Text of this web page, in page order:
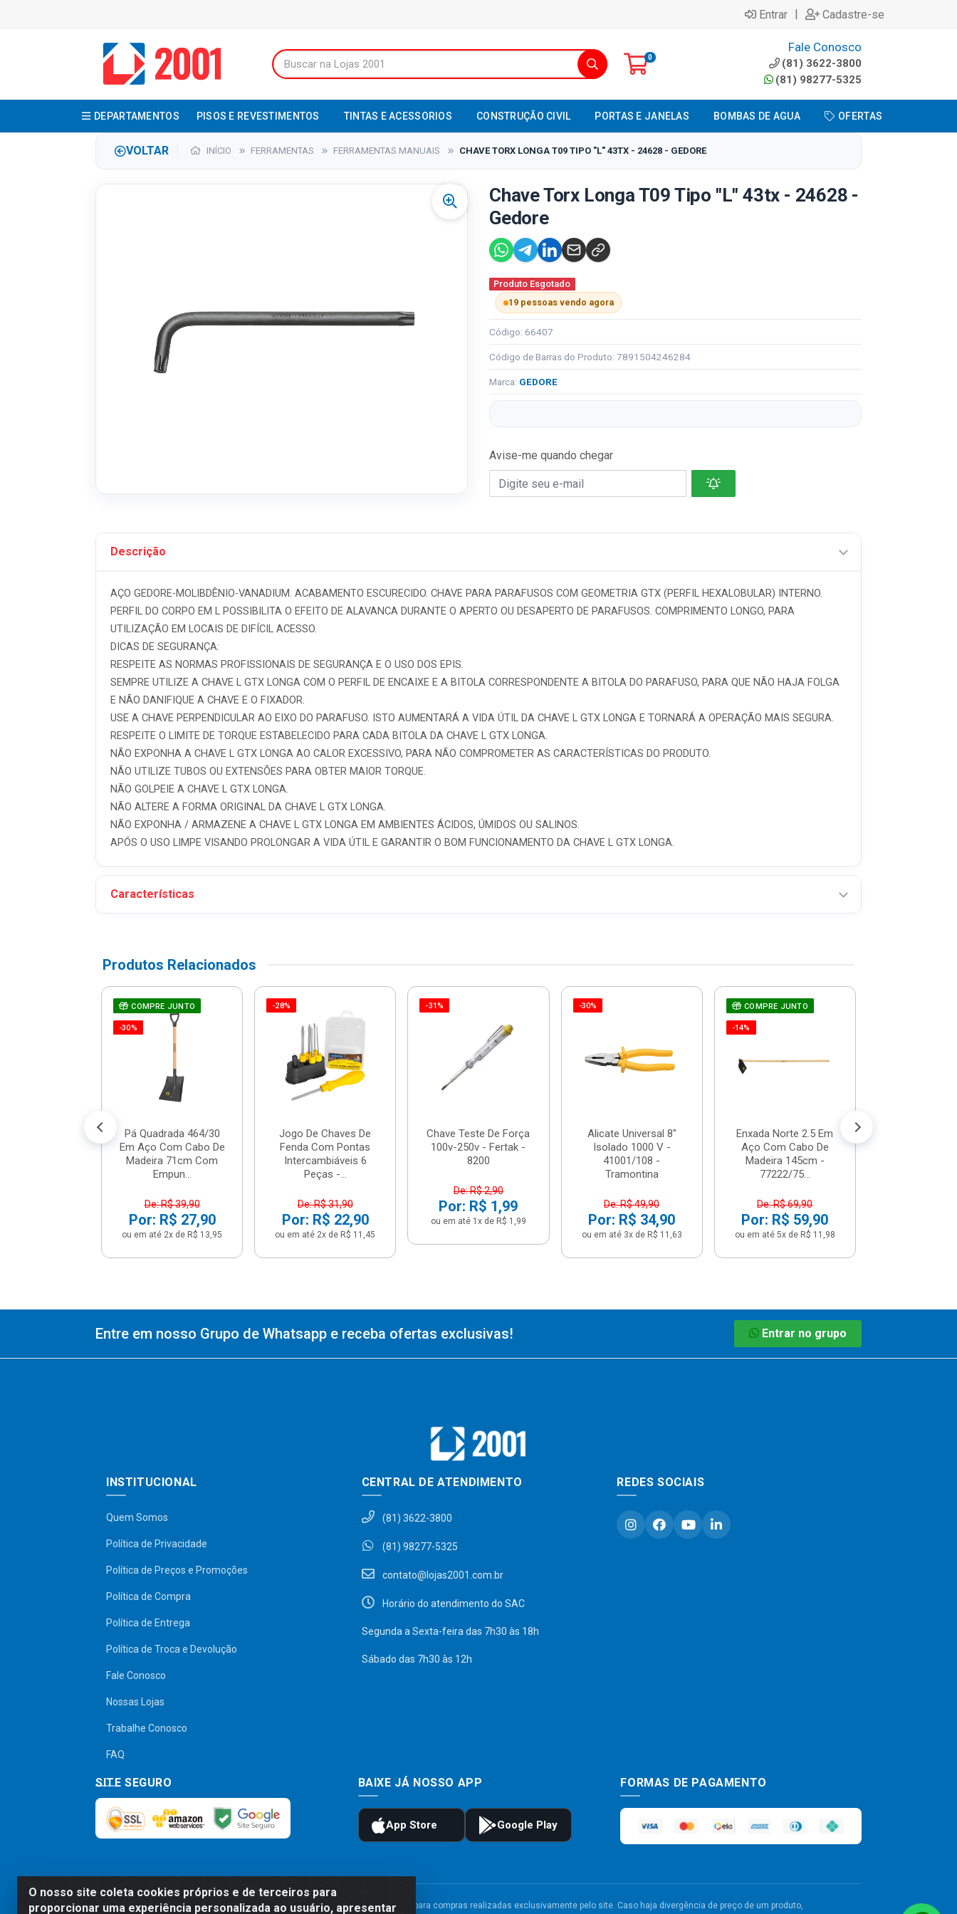
Entrar | Cadastre-se
0
Fale Conosco
(81) 3622-3800
(81) 98277-5325
DEPARTAMENTOS PISOS E REVESTIMENTOS TINTAS E ACESSORIOS CONSTRUÇÃO CIVIL PORTAS E JANELAS BOMBAS DE AGUA OFERTAS
VOLTAR INÍCIO FERRAMENTAS FERRAMENTAS MANUAIS CHAVE TORX LONGA T09 TIPO "L" 43TX - 24628 - GEDORE
Chave Torx Longa T09 Tipo "L" 43tx - 24628 -
Gedore
Produto Esgotado
19 pessoas vendo agora
Código: 66407
Código de Barras do Produto: 7891504246284
Marca: GEDORE
Avise-me quando chegar
Descrição
AÇO GEDORE-MOLIBDÊNIO-VANADIUM. ACABAMENTO ESCURECIDO. CHAVE PARA PARAFUSOS COM GEOMETRIA GTX (PERFIL HEXALOBULAR) INTERNO.
PERFIL DO CORPO EM L POSSIBILITA O EFEITO DE ALAVANCA DURANTE O APERTO OU DESAPERTO DE PARAFUSOS. COMPRIMENTO LONGO, PARA
UTILIZAÇÃO EM LOCAIS DE DIFÍCIL ACESSO.
DICAS DE SEGURANÇA:
RESPEITE AS NORMAS PROFISSIONAIS DE SEGURANÇA E O USO DOS EPIS.
SEMPRE UTILIZE A CHAVE L GTX LONGA COM O PERFIL DE ENCAIXE E A BITOLA CORRESPONDENTE A BITOLA DO PARAFUSO, PARA QUE NÃO HAJA FOLGA
E NÃO DANIFIQUE A CHAVE E O FIXADOR.
USE A CHAVE PERPENDICULAR AO EIXO DO PARAFUSO. ISTO AUMENTARÁ A VIDA ÚTIL DA CHAVE L GTX LONGA E TORNARÁ A OPERAÇÃO MAIS SEGURA.
RESPEITE O LIMITE DE TORQUE ESTABELECIDO PARA CADA BITOLA DA CHAVE L GTX LONGA.
NÃO EXPONHA A CHAVE L GTX LONGA AO CALOR EXCESSIVO, PARA NÃO COMPROMETER AS CARACTERÍSTICAS DO PRODUTO.
NÃO UTILIZE TUBOS OU EXTENSÕES PARA OBTER MAIOR TORQUE.
NÃO GOLPEIE A CHAVE L GTX LONGA.
NÃO ALTERE A FORMA ORIGINAL DA CHAVE L GTX LONGA.
NÃO EXPONHA / ARMAZENE A CHAVE L GTX LONGA EM AMBIENTES ÁCIDOS, ÚMIDOS OU SALINOS.
APÓS O USO LIMPE VISANDO PROLONGAR A VIDA ÚTIL E GARANTIR O BOM FUNCIONAMENTO DA CHAVE L GTX LONGA.
Características
Produtos Relacionados
COMPRE JUNTO
-30%
Pá Quadrada 464/30
Em Aço Com Cabo De
Madeira 71cm Com
Empun...
De: R$ 39,90
Por: R$ 27,90
ou em até 2x de R$ 13,95
-28%
Jogo De Chaves De
Fenda Com Pontas
Intercambiáveis 6
Peças -...
De: R$ 31,90
Por: R$ 22,90
ou em até 2x de R$ 11,45
-31%
Chave Teste De Força
100v-250v - Fertak -
8200
De: R$ 2,90
Por: R$ 1,99
ou em até 1x de R$ 1,99
-30%
Alicate Universal 8"
Isolado 1000 V -
41001/108 -
Tramontina
De: R$ 49,90
Por: R$ 34,90
ou em até 3x de R$ 11,63
COMPRE JUNTO
-14%
Enxada Norte 2.5 Em
Aço Com Cabo De
Madeira 145cm -
77222/75...
De: R$ 69,90
Por: R$ 59,90
ou em até 5x de R$ 11,98
O nosso site coleta cookies próprios e de terceiros para
proporcionar uma experiência personalizada ao usuário, apresentar
Entre em nosso Grupo de Whatsapp e receba ofertas exclusivas! Entrar no grupo
INSTITUCIONAL
Quem Somos
Política de Privacidade
Política de Preços e Promoções
Política de Compra
Política de Entrega
Política de Troca e Devolução
Fale Conosco
Nossas Lojas
Trabalhe Conosco
FAQ
CENTRAL DE ATENDIMENTO
(81) 3622-3800
(81) 98277-5325
contato@lojas2001.com.br
Horário do atendimento do SAC
Segunda a Sexta-feira das 7h30 às 18h
Sábado das 7h30 às 12h
REDES SOCIAIS
SITE SEGURO BAIXE JÁ NOSSO APP FORMAS DE PAGAMENTO
Preços, promoções, condições de pagamento e frete são válidos para compras realizadas exclusivamente pelo site. Caso haja divergência de preço de um produto,